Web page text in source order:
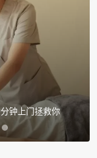
钟上门拯救你
分钟满血复活